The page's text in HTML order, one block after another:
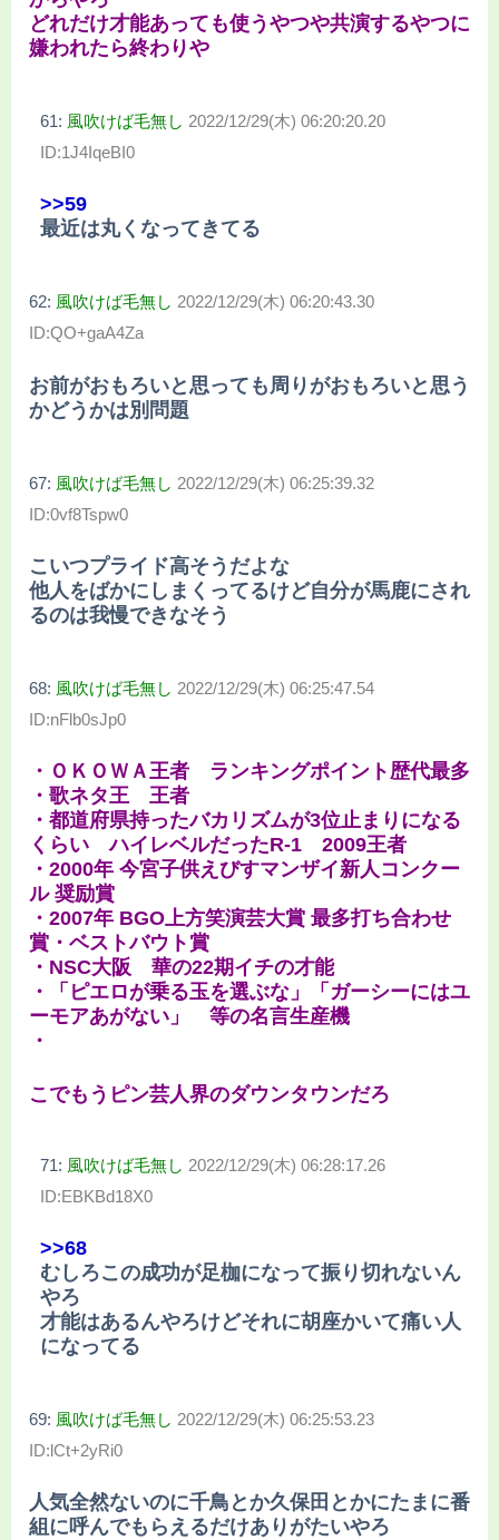
どれだけ才能あっても使うやつや共演するやつに
嫌われたら終わりや
61: 風吹けば毛無し 2022/12/29(木) 06:20:20.20
ID:1J4IqeBI0
>>59
最近は丸くなってきてる
62: 風吹けば毛無し 2022/12/29(木) 06:20:43.30
ID:QO+gaA4Za
お前がおもろいと思っても周りがおもろいと思う
かどうかは別問題
67: 風吹けば毛無し 2022/12/29(木) 06:25:39.32
ID:0vf8Tspw0
こいつプライド高そうだよな
他人をばかにしまくってるけど自分が馬鹿にされ
るのは我慢できなそう
68: 風吹けば毛無し 2022/12/29(木) 06:25:47.54
ID:nFlb0sJp0
・ＯＫＯＷＡ王者 ランキングポイント歴代最多
・歌ネタ王 王者
・都道府県持ったバカリズムが3位止まりになる
くらい ハイレベルだったR-1 2009王者
・2000年 今宮子供えびすマンザイ新人コンクー
ル 奨励賞
・2007年 BGO上方笑演芸大賞 最多打ち合わせ
賞・ベストバウト賞
・NSC大阪 華の22期イチの才能
・「ピエロが乗る玉を選ぶな」「ガーシーにはユ
ーモアあがない」 等の名言生産機
・
こでもうピン芸人界のダウンタウンだろ
71: 風吹けば毛無し 2022/12/29(木) 06:28:17.26
ID:EBKBd18X0
>>68
むしろこの成功が足枷になって振り切れないん
やろ
才能はあるんやろけどそれに胡座かいて痛い人
になってる
69: 風吹けば毛無し 2022/12/29(木) 06:25:53.23
ID:lCt+2yRi0
人気全然ないのに千鳥とか久保田とかにたまに番
組に呼んでもらえるだけありがたいやろ